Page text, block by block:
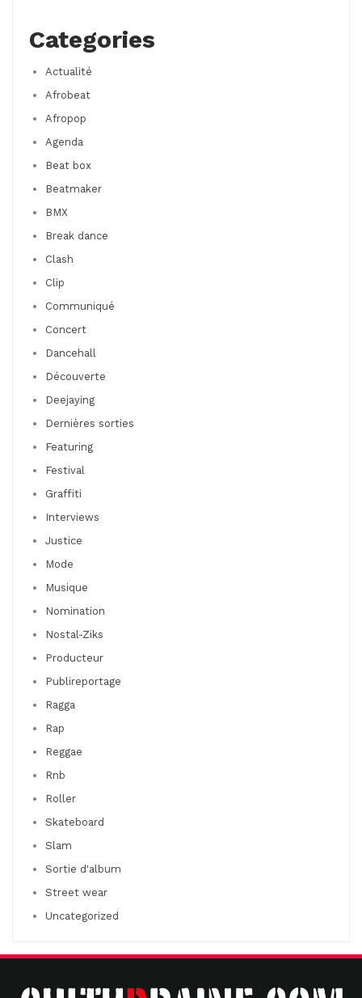
Categories
Actualité
Afrobeat
Afropop
Agenda
Beat box
Beatmaker
BMX
Break dance
Clash
Clip
Communiqué
Concert
Dancehall
Découverte
Deejaying
Dernières sorties
Featuring
Festival
Graffiti
Interviews
Justice
Mode
Musique
Nomination
Nostal-Ziks
Producteur
Publireportage
Ragga
Rap
Reggae
Rnb
Roller
Skateboard
Slam
Sortie d'album
Street wear
Uncategorized